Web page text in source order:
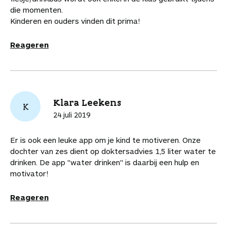
die momenten.
Kinderen en ouders vinden dit prima!
Reageren
K Klara Leekens
24 juli 2019
Er is ook een leuke app om je kind te motiveren. Onze
dochter van zes dient op doktersadvies 1,5 liter water te
drinken. De app "water drinken" is daarbij een hulp en
motivator!
Reageren